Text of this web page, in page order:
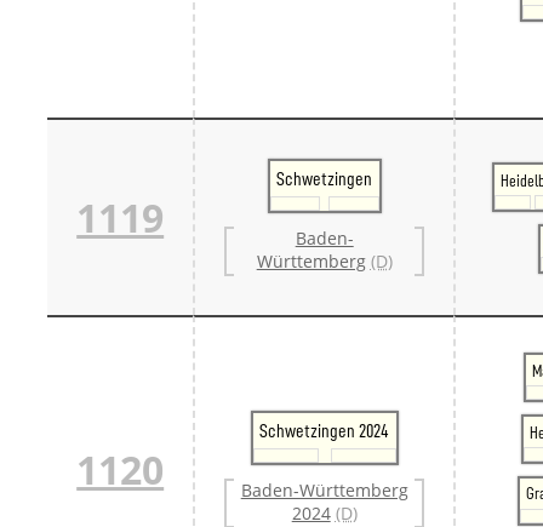
1119
Schwetzingen
Baden-
Württemberg (D)
1120
Schwetzingen 2024
Baden-Württemberg
2024 (D)